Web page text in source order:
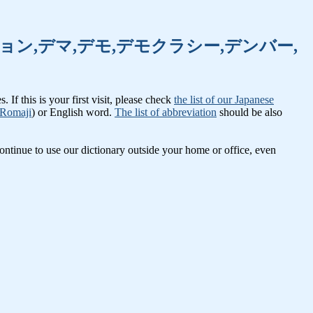
ン,デマ,デモ,デモクラシー,デンバー,
If this is your first visit, please check the list of our Japanese
Romaji) or English word. The list of abbreviation should be also
to use our dictionary outside your home or office, even